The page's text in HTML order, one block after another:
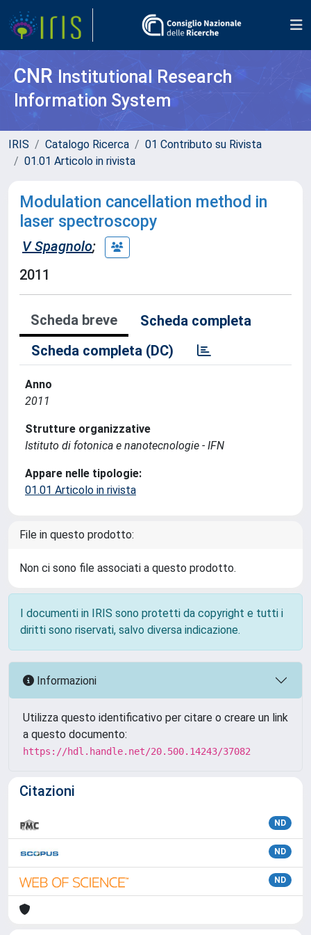
CNR Institutional Research
Information System
IRIS Catalogo Ricerca
01 Contributo su Rivista
01.01 Articolo in rivista
Modulation cancellation method in
laser spectroscopy
V Spagnolo;
2011
Scheda breve
Scheda completa
Scheda completa (DC)
Anno
2011
Strutture organizzative
Istituto di fotonica e nanotecnologie - IFN
Appare nelle tipologie:
01.01 Articolo in rivista
File in questo prodotto:
Non ci sono file associati a questo prodotto.
I documenti in IRIS sono protetti da copyright e tutti i
diritti sono riservati, salvo diversa indicazione.
Informazioni
Utilizza questo identificativo per citare o creare un link
a questo documento:
https://hdl.handle.net/20.500.14243/37082
Citazioni
ND
ND
ND